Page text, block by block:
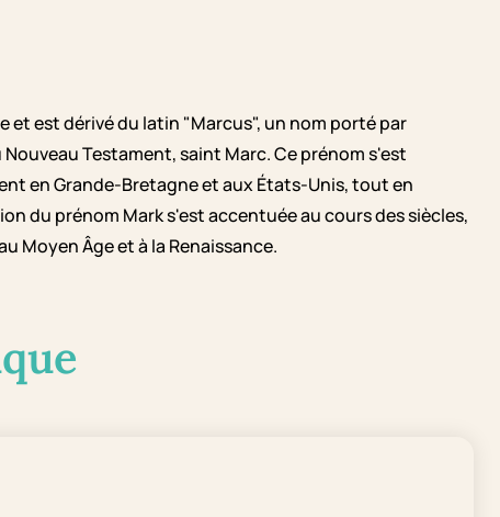
et est dérivé du latin "Marcus", un nom porté par
Testament, saint Marc. Ce prénom s'est
en Grande-Bretagne et aux États-Unis, tout en
du prénom Mark s'est accentuée au cours des siècles,
Moyen Âge et à la Renaissance.